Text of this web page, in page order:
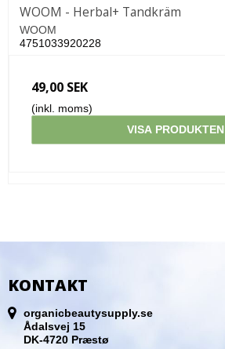
WOOM - Herbal+ Tandkräm
WOOM
4751033920228
49,00 SEK
(inkl. moms)
VISA PRODUKTEN
KONTAKT
organicbeautysupply.se
Ådalsvej 15
DK-4720 Præstø